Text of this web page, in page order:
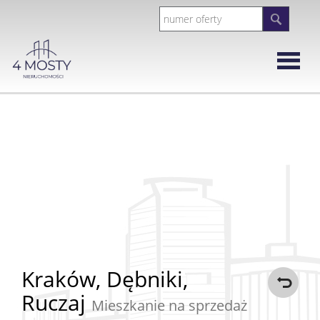
Działki
Kraków, Dębniki,
Ruczaj Mieszkanie na sprzedaż